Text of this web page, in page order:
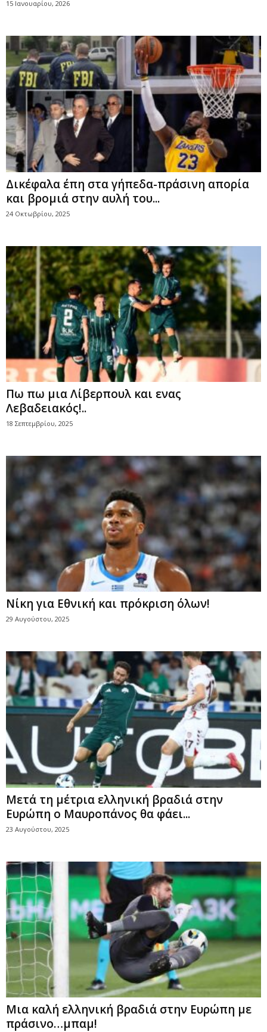
15 Ιανουαρίου, 2026
Δικέφαλα έπη στα γήπεδα-πράσινη απορία
και βρομιά στην αυλή του...
24 Οκτωβρίου, 2025
Πω πω μια Λίβερπουλ και ενας
Λεβαδειακός!..
18 Σεπτεμβρίου, 2025
Νίκη για Εθνική και πρόκριση όλων!
29 Αυγούστου, 2025
Μετά τη μέτρια ελληνική βραδιά στην
Ευρώπη ο Μαυροπάνος θα φάει...
23 Αυγούστου, 2025
Μια καλή ελληνική βραδιά στην Ευρώπη με
πράσινο…μπαμ!